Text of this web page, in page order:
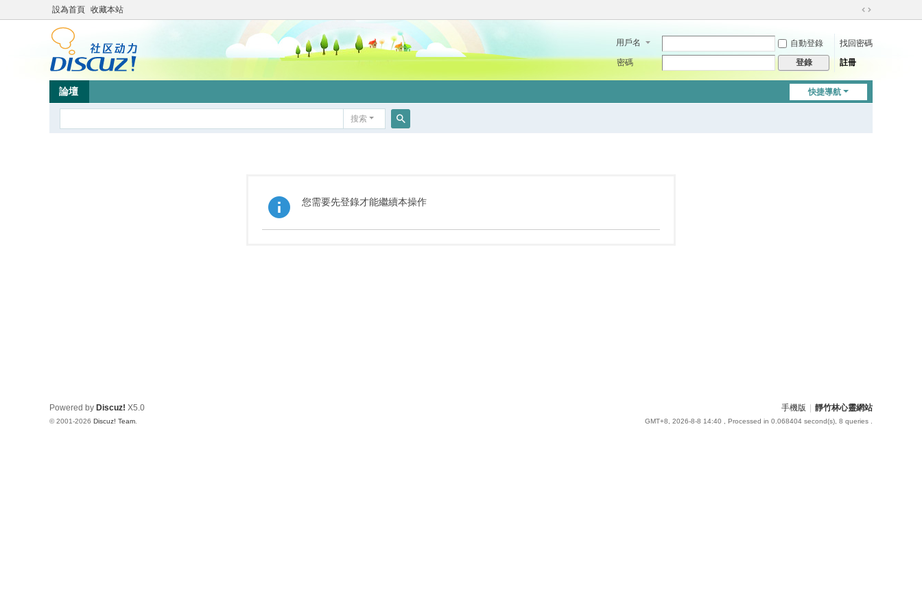
設為首頁 收藏本站
切
到
用戶名 自動登錄
找回密碼
密碼
登錄 註冊
快捷導航
論壇
搜索
您需要先登錄才能繼續本操作
手機版 靜竹林心靈網站
GMT+8, 2026-8-8 14:40 , Processed in 0.068404 second(s), 8 queries .
Powered by Discuz! X5.0
© 2001-2026 Discuz! Team